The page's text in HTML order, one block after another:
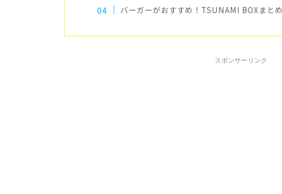
バーガーがおすすめ！TSUNAMI BOXまとめ
スポンサーリンク